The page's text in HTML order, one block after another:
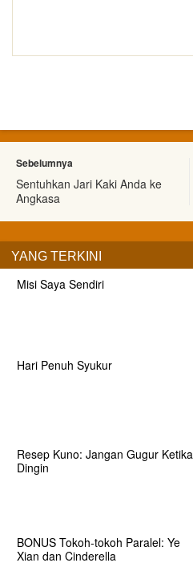
Sebelumnya
Sentuhkan Jari Kaki Anda ke
Angkasa
YANG TERKINI
Misi Saya Sendiri
Hari Penuh Syukur
Resep Kuno: Jangan Gugur Ketika
Dingin
BONUS Tokoh-tokoh Paralel: Ye
Xian dan Cinderella